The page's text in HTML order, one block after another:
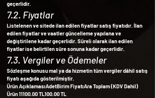
geçerlidir.
7.2. Fiyatlar
Listelenen ve sitede ilan edilen fiyatlar satış fiyatıdır. İlan
edilen fiyatlar ve vaatler güncelleme yapılana ve
değiştirilene kadar geçerlidir. Süreli olarak ilan edilen
fiyatlar ise belirtilen süre sonuna kadar geçerlidir.
7.3. Vergiler ve Ödemeler
Sözleşme konusu mal ya da hizmetin tüm vergiler dâhil satış
fiyatı aşağıda gösterilmiştir.
Ürün AçıklamasıAdetBirim FiyatıAra Toplam (KDV Dahil)
Ürün11100.00TL100.00 TL